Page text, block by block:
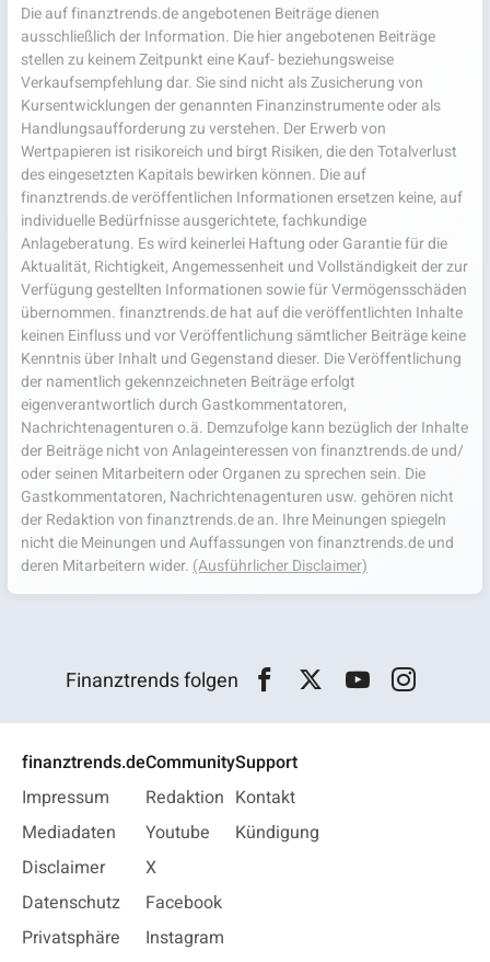
Die auf finanztrends.de angebotenen Beiträge dienen
ausschließlich der Information. Die hier angebotenen Beiträge
stellen zu keinem Zeitpunkt eine Kauf- beziehungsweise
Verkaufsempfehlung dar. Sie sind nicht als Zusicherung von
Kursentwicklungen der genannten Finanzinstrumente oder als
Handlungsaufforderung zu verstehen. Der Erwerb von
Wertpapieren ist risikoreich und birgt Risiken, die den Totalverlust
des eingesetzten Kapitals bewirken können. Die auf
finanztrends.de veröffentlichen Informationen ersetzen keine, auf
individuelle Bedürfnisse ausgerichtete, fachkundige
Anlageberatung. Es wird keinerlei Haftung oder Garantie für die
Aktualität, Richtigkeit, Angemessenheit und Vollständigkeit der zur
Verfügung gestellten Informationen sowie für Vermögensschäden
übernommen. finanztrends.de hat auf die veröffentlichten Inhalte
keinen Einfluss und vor Veröffentlichung sämtlicher Beiträge keine
Kenntnis über Inhalt und Gegenstand dieser. Die Veröffentlichung
der namentlich gekennzeichneten Beiträge erfolgt
eigenverantwortlich durch Gastkommentatoren,
Nachrichtenagenturen o.ä. Demzufolge kann bezüglich der Inhalte
der Beiträge nicht von Anlageinteressen von finanztrends.de und/
oder seinen Mitarbeitern oder Organen zu sprechen sein. Die
Gastkommentatoren, Nachrichtenagenturen usw. gehören nicht
der Redaktion von finanztrends.de an. Ihre Meinungen spiegeln
nicht die Meinungen und Auffassungen von finanztrends.de und
deren Mitarbeitern wider. (Ausführlicher Disclaimer)
Finanztrends folgen
finanztrends.de
Impressum
Mediadaten
Disclaimer
Datenschutz
Privatsphäre
Community
Redaktion
Youtube
X
Facebook
Instagram
Support
Kontakt
Kündigung